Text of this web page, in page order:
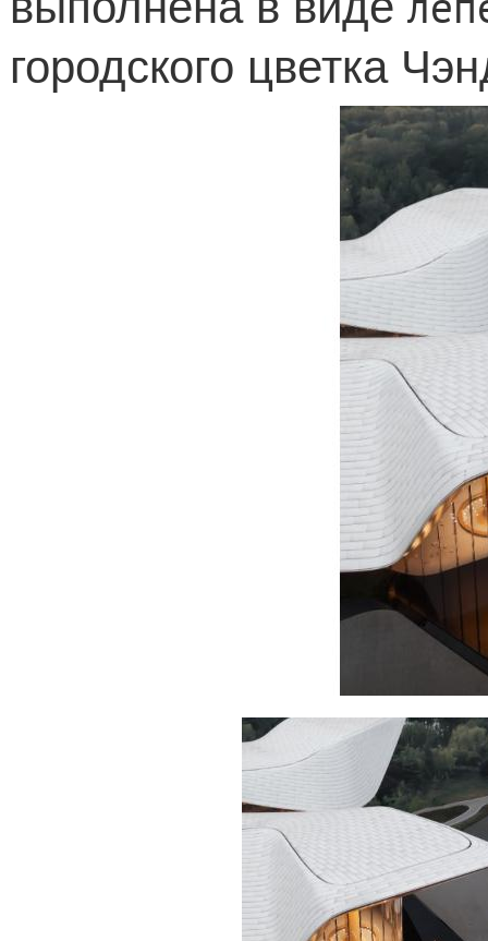
городского цветка